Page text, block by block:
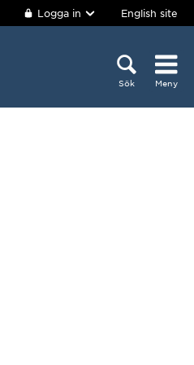
Logga in English site
Sök Meny